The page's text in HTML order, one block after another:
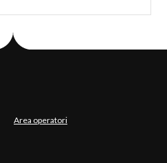
Area operatori